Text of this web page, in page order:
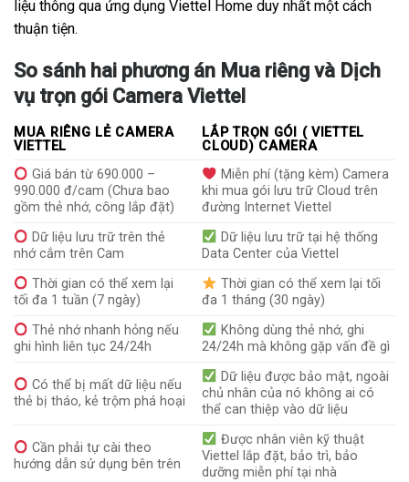
liệu thông qua ứng dụng Viettel Home duy nhất một cách
thuận tiện.
So sánh hai phương án Mua riêng và Dịch
vụ trọn gói Camera Viettel
MUA RIÊNG LẺ CAMERA
VIETTEL
LẮP TRỌN GÓI ( VIETTEL
CLOUD) CAMERA
Giá bán từ 690.000 –
990.000 đ/cam (Chưa bao
gồm thẻ nhớ, công lắp đặt)
Miễn phí (tặng kèm) Camera
khi mua gói lưu trữ Cloud trên
đường Internet Viettel
Dữ liệu lưu trữ trên thẻ
nhớ cắm trên Cam
Dữ liệu lưu trữ tại hệ thống
Data Center của Viettel
Thời gian có thể xem lại
tối đa 1 tuần (7 ngày)
Thời gian có thể xem lại tối
đa 1 tháng (30 ngày)
Thẻ nhớ nhanh hỏng nếu
ghi hình liên tục 24/24h
Không dùng thẻ nhớ, ghi
24/24h mà không gặp vấn đề gì
Có thể bị mất dữ liệu nếu
thẻ bị tháo, kẻ trộm phá hoại
Dữ liệu được bảo mật, ngoài
chủ nhân của nó không ai có
thể can thiệp vào dữ liệu
Cần phải tự cài theo
hướng dẫn sử dụng bên trên
Được nhân viên kỹ thuật
Viettel lắp đặt, bảo trì, bảo
dưỡng miễn phí tại nhà